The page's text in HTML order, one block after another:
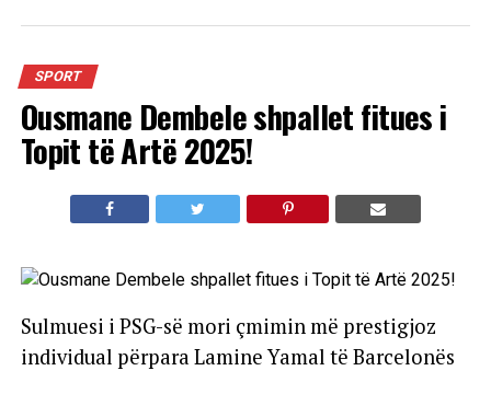
SPORT
Ousmane Dembele shpallet fitues i
Topit të Artë 2025!
Sulmuesi i PSG-së mori çmimin më prestigjoz
individual përpara Lamine Yamal të Barcelonës